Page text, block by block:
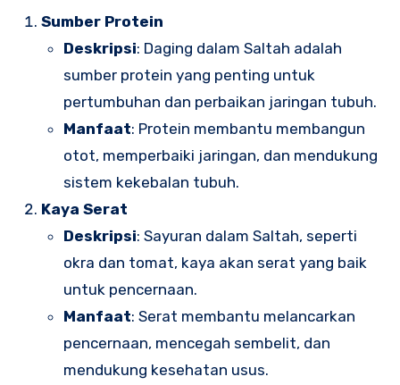
Sumber Protein
Deskripsi: Daging dalam Saltah adalah
sumber protein yang penting untuk
pertumbuhan dan perbaikan jaringan tubuh.
Manfaat: Protein membantu membangun
otot, memperbaiki jaringan, dan mendukung
sistem kekebalan tubuh.
Kaya Serat
Deskripsi: Sayuran dalam Saltah, seperti
okra dan tomat, kaya akan serat yang baik
untuk pencernaan.
Manfaat: Serat membantu melancarkan
pencernaan, mencegah sembelit, dan
mendukung kesehatan usus.